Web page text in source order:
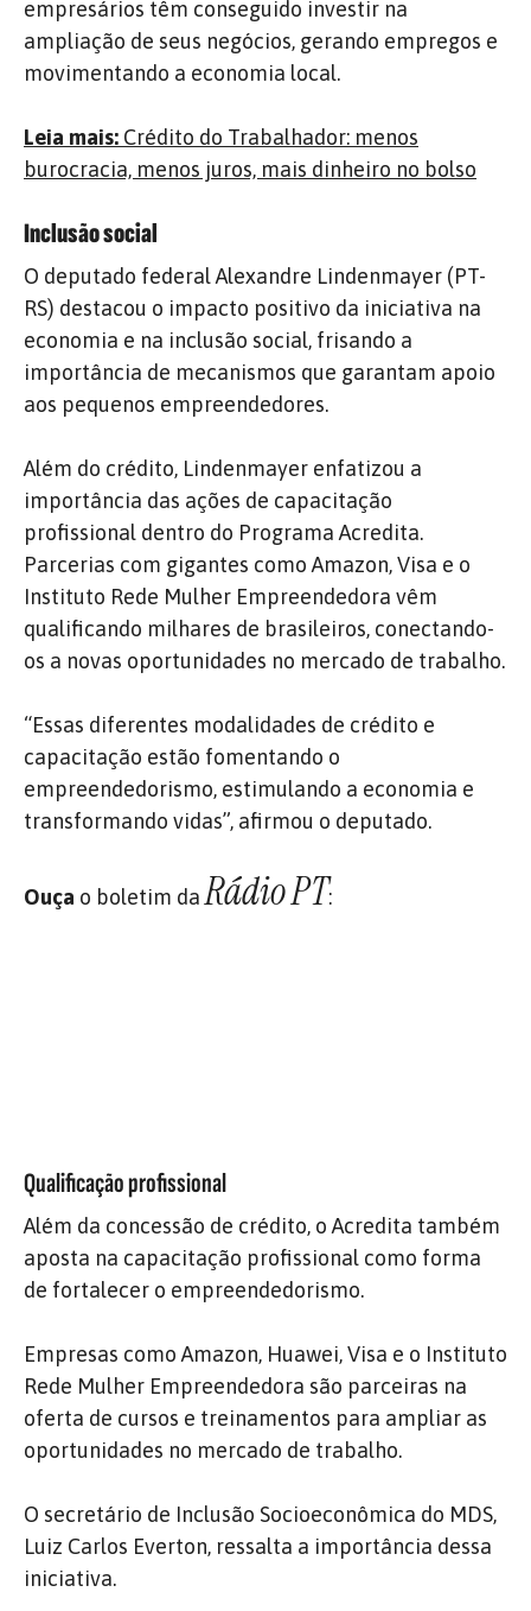
empresários têm conseguido investir na
ampliação de seus negócios, gerando empregos e
movimentando a economia local.
Leia mais: Crédito do Trabalhador: menos
burocracia, menos juros, mais dinheiro no bolso
Inclusão social
O deputado federal Alexandre Lindenmayer (PT-
RS) destacou o impacto positivo da iniciativa na
economia e na inclusão social, frisando a
importância de mecanismos que garantam apoio
aos pequenos empreendedores.
Além do crédito, Lindenmayer enfatizou a
importância das ações de capacitação
profissional dentro do Programa Acredita.
Parcerias com gigantes como Amazon, Visa e o
Instituto Rede Mulher Empreendedora vêm
qualificando milhares de brasileiros, conectando-
os a novas oportunidades no mercado de trabalho.
“Essas diferentes modalidades de crédito e
capacitação estão fomentando o
empreendedorismo, estimulando a economia e
transformando vidas”, afirmou o deputado.
Ouça o boletim da Rádio PT:
Qualificação profissional
Além da concessão de crédito, o Acredita também
aposta na capacitação profissional como forma
de fortalecer o empreendedorismo.
Empresas como Amazon, Huawei, Visa e o Instituto
Rede Mulher Empreendedora são parceiras na
oferta de cursos e treinamentos para ampliar as
oportunidades no mercado de trabalho.
O secretário de Inclusão Socioeconômica do MDS,
Luiz Carlos Everton, ressalta a importância dessa
iniciativa.